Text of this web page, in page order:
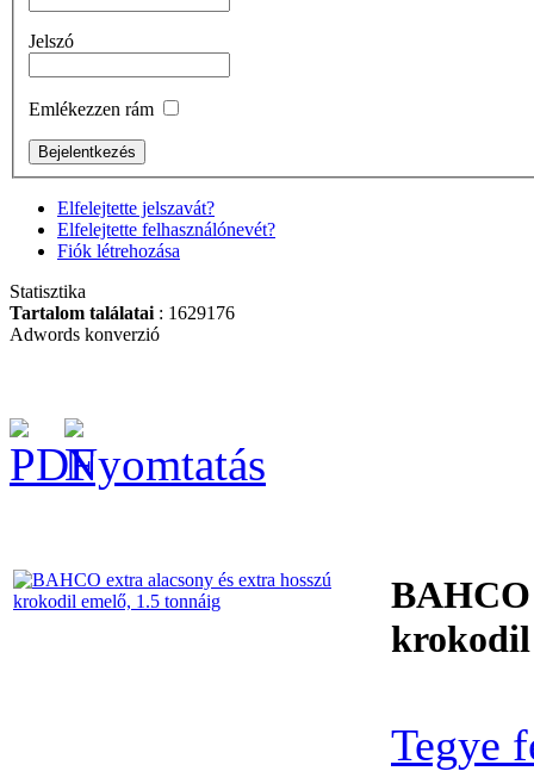
Jelszó
Emlékezzen rám
Elfelejtette jelszavát?
Elfelejtette felhasználónevét?
Fiók létrehozása
Statisztika
Tartalom találatai : 1629176
Adwords konverzió
BAHCO
krokodil
Tegye
BAHCO 4db-os
Racsnis csillag-
csillagkulcs készlet.
Bitek műanyag
dobozban PZ1
(30db/doboz)
szigetelt csavarhúzó
készlet 5 részes
Szigetelt cs